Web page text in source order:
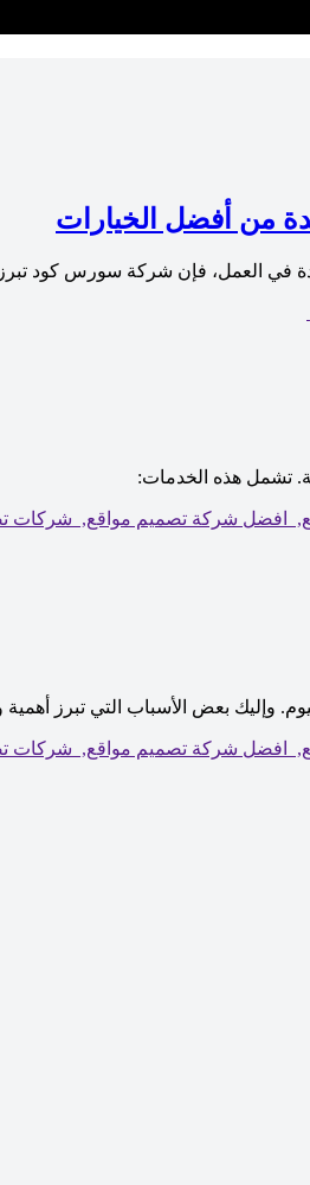
من أفضل الخيارات
في العمل، فإن شركة سورس كود
تشمل هذه الخدمات:
افضل شركة تصميم مواقع, شركات
وإليك بعض الأسباب التي تبرز أهمية
افضل شركة تصميم مواقع, شركات